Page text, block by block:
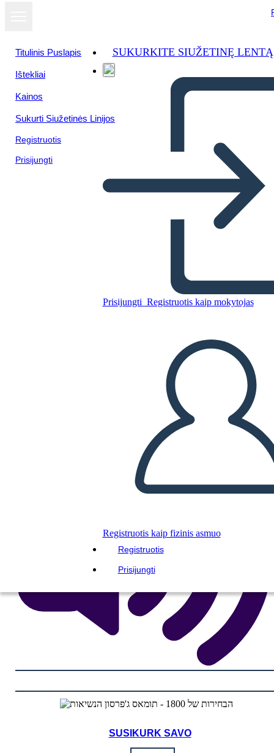
Titulinis Puslapis
Ištekliai
Kainos
Sukurti Siužetinės Linijos
Registruotis
Prisijungti
SUKURKITE SIUŽETINĘ LENTĄ
Prisijungti Registruotis kaip mokytojas
Registruotis kaip fizinis asmuo
Registruotis
Prisijungti
ג'פרסון הנשיאות
Nukopijuokite šią siužetinę lentą
SUKURTI SIUŽETINĘ LENTĄ
PALEISTI SKAIDRIŲ DEMONSTRACIJĄ
SKAITYK MAN
SUSIKURK SAVO